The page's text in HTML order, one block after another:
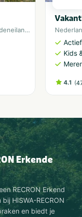
, Noordzee
Kids
4.1 (
Erkende
RECRON Erkend
HISWA-RECRON
en biedt je